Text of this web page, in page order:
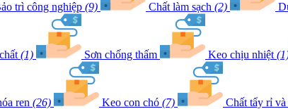
trì công nghiệp (9) Chất làm sạch (2)
(1) Sơn chống thấm Keo chịu nhiệt
ren (26) Keo con chó (7) Chất tẩy rỉ